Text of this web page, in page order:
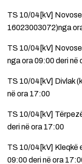
TS 10/04[kV]
16023003072)nga
TS 10/04[kV]
nga ora 09:00 deri në
TS 10/04[kV] Divlak
në ora 17:00
TS 10/04[kV]
deri në ora 17:00
TS 10/04[kV] Kleqkë
09:00 deri në ora